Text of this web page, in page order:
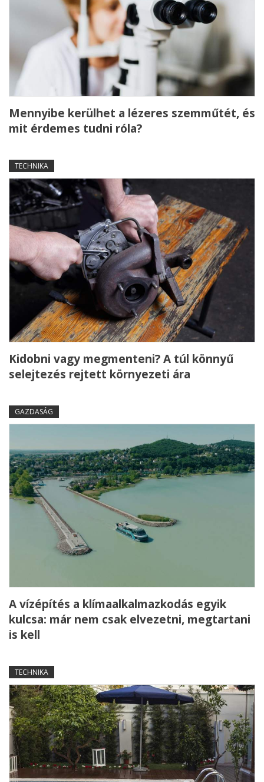
Mennyibe kerülhet a lézeres szemműtét, és
mit érdemes tudni róla?
TECHNIKA
Kidobni vagy megmenteni? A túl könnyű
selejtezés rejtett környezeti ára
GAZDASÁG
A vízépítés a klímaalkalmazkodás egyik
kulcsa: már nem csak elvezetni, megtartani
is kell
TECHNIKA